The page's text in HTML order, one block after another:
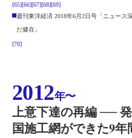
[65][66][67][68][69]
週刊東洋経済 2018年6月2日号「ニュース
だ健在」
[70]
2012年〜
上意下達の再編 ──
国施工網ができた9年